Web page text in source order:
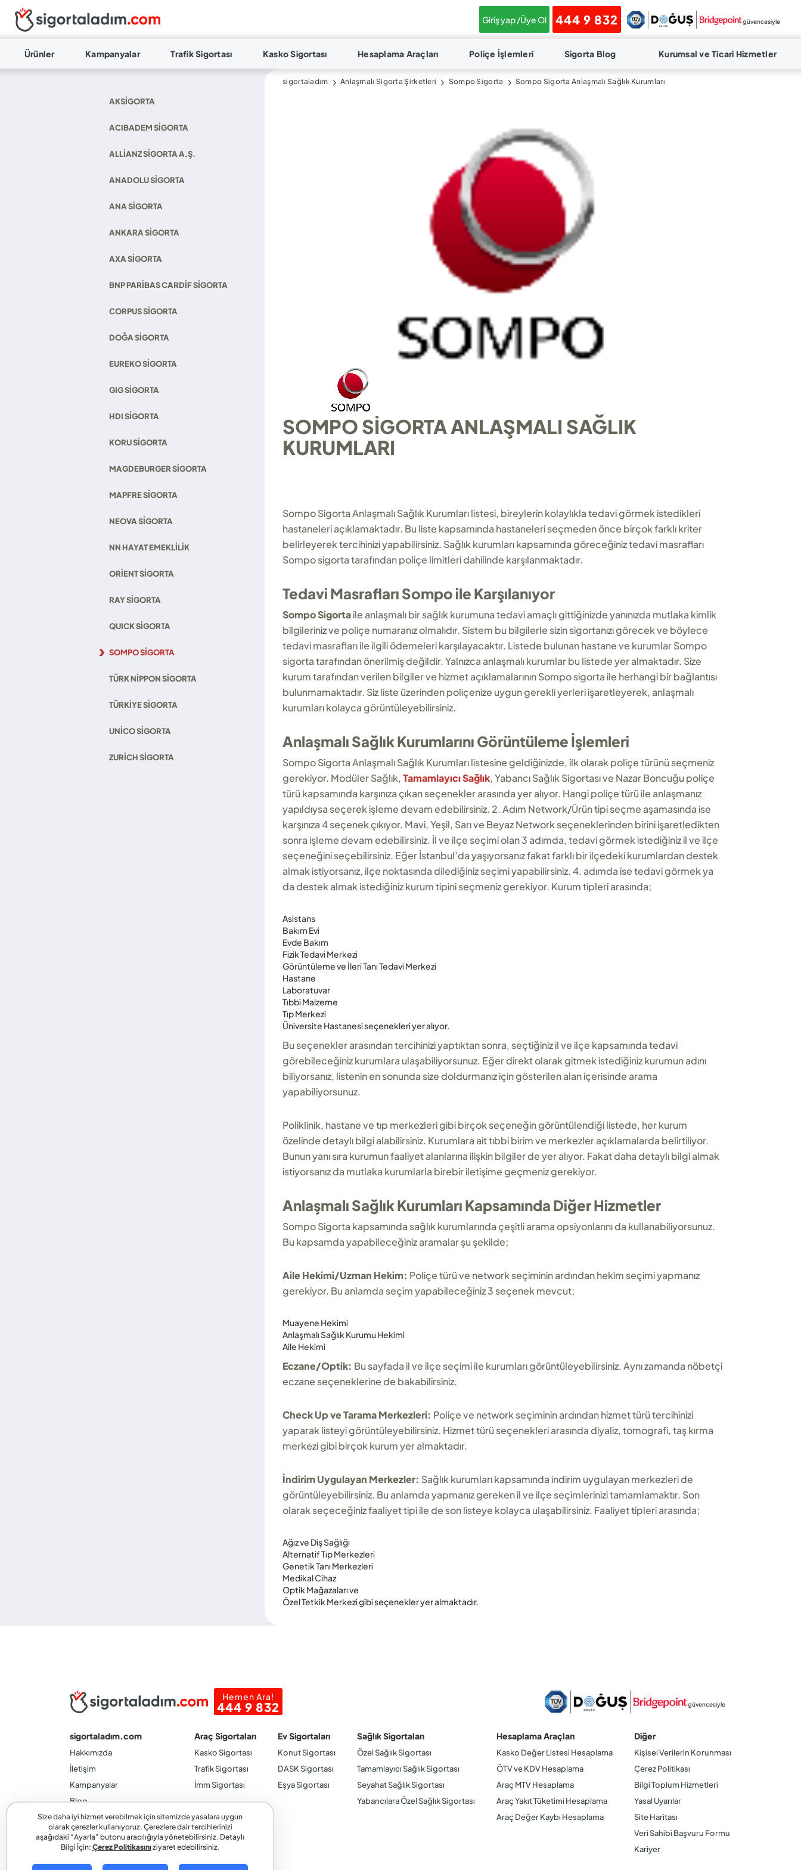
Giriş yap /Üye Ol 444 9 832 güvencesiyle
Ürünler Kampanyalar Trafik Sigortası Kasko Sigortası Hesaplama Araçları Poliçe İşlemleri Sigorta Blog Kurumsal ve Ticari Hizmetler
AKSIGORTA
ACIBADEM SIGORTA
ALLIANZ SIGORTA A.Ş.
ANADOLU SIGORTA
ANA SIGORTA
ANKARA SIGORTA
AXA SIGORTA
BNP PARIBAS CARDIF SIGORTA
CORPUS SIGORTA
DOĞA SIGORTA
EUREKO SIGORTA
GIG SIGORTA
HDI SIGORTA
KORU SIGORTA
MAGDEBURGER SIGORTA
MAPFRE SIGORTA
NEOVA SIGORTA
NN HAYAT EMEKLILIK
ORIENT SIGORTA
RAY SIGORTA
QUICK SIGORTA
SOMPO SIGORTA
TÜRK NIPPON SIGORTA
TÜRKIYE SIGORTA
UNICO SIGORTA
ZURICH SIGORTA
sigortaladım Anlaşmalı Sigorta Şirketleri Sompo Sigorta Sompo Sigorta Anlaşmalı Sağlık Kurumları
SOMPO SIGORTA ANLAŞMALI SAĞLIK
KURUMLARI
Sompo Sigorta Anlaşmalı Sağlık Kurumları listesi, bireylerin kolaylıkla tedavi görmek istedikleri
hastaneleri açıklamaktadır. Bu liste kapsamında hastaneleri seçmeden önce birçok farklı kriter
belirleyerek tercihinizi yapabilirsiniz. Sağlık kurumları kapsamında göreceğiniz tedavi masrafları
Sompo sigorta tarafından poliçe limitleri dahilinde karşılanmaktadır.
Tedavi Masrafları Sompo ile Karşılanıyor
Sompo Sigortaile anlaşmalı bir sağlık kurumuna tedavi amaçlı gittiğinizde yanınızda mutlaka kimlik
bilgileriniz ve poliçe numaranız olmalıdır. Sistem bu bilgilerle sizin sigortanızı görecek ve böylece
tedavi masrafları ile ilgili ödemeleri karşılayacaktır. Listede bulunan hastane ve kurumlar Sompo
sigorta tarafından önerilmiş değildir. Yalnızca anlaşmalı kurumlar bu listede yer almaktadır. Size
kurum tarafından verilen bilgiler ve hizmet açıklamalarının Sompo sigorta ile herhangi bir bağlantısı
bulunmamaktadır. Siz liste üzerinden poliçenize uygun gerekli yerleri işaretleyerek, anlaşmalı
kurumları kolayca görüntüleyebilirsiniz.
Anlaşmalı Sağlık Kurumlarını Görüntüleme İşlemleri
Sompo Sigorta Anlaşmalı Sağlık Kurumları listesine geldiğinizde, ilk olarak poliçe türünü seçmeniz
gerekiyor. Modüler Sağlık,Tamamlayıcı Sağlık, Yabancı Sağlık Sigortası ve Nazar Boncuğu poliçe
türü kapsamında karşınıza çıkan seçenekler arasında yer alıyor. Hangi poliçe türü ile anlaşmanız
yapıldıysa seçerek işleme devam edebilirsiniz. 2. Adım Network/Ürün tipi seçme aşamasında ise
karşınıza 4 seçenek çıkıyor. Mavi, Yeşil, Sarı ve Beyaz Network seçeneklerinden birini işaretledikten
sonra işleme devam edebilirsiniz. İl ve ilçe seçimi olan 3 adımda, tedavi görmek istediğiniz il ve ilçe
seçeneğini seçebilirsiniz. Eğer İstanbul’da yaşıyorsanız fakat farklı bir ilçedeki kurumlardan destek
almak istiyorsanız, ilçe noktasında dilediğiniz seçimi yapabilirsiniz. 4. adımda ise tedavi görmek ya
da destek almak istediğiniz kurum tipini seçmeniz gerekiyor. Kurum tipleri arasında;
Asistans
Bakım Evi
Evde Bakım
Fizik Tedavi Merkezi
Görüntüleme ve İleri Tanı Tedavi Merkezi
Hastane
Laboratuvar
Tıbbi Malzeme
Tıp Merkezi
Üniversite Hastanesi seçenekleri yer alıyor.
Bu seçenekler arasından tercihinizi yaptıktan sonra, seçtiğiniz il ve ilçe kapsamında tedavi
görebileceğiniz kurumlara ulaşabiliyorsunuz. Eğer direkt olarak gitmek istediğiniz kurumun adını
biliyorsanız, listenin en sonunda size doldurmanız için gösterilen alan içerisinde arama
yapabiliyorsunuz.
Poliklinik, hastane ve tıp merkezleri gibi birçok seçeneğin görüntülendiği listede, her kurum
özelinde detaylı bilgi alabilirsiniz. Kurumlara ait tıbbi birim ve merkezler açıklamalarda belirtiliyor.
Bunun yanı sıra kurumun faaliyet alanlarına ilişkin bilgiler de yer alıyor. Fakat daha detaylı bilgi almak
istiyorsanız da mutlaka kurumlarla birebir iletişime geçmeniz gerekiyor.
Anlaşmalı Sağlık Kurumları Kapsamında Diğer Hizmetler
Sompo Sigorta kapsamında sağlık kurumlarında çeşitli arama opsiyonlarını da kullanabiliyorsunuz.
Bu kapsamda yapabileceğiniz aramalar şu şekilde;
Aile Hekimi/Uzman Hekim: Poliçe türü ve network seçiminin ardından hekim seçimi yapmanız
gerekiyor. Bu anlamda seçim yapabileceğiniz 3 seçenek mevcut;
Muayene Hekimi
Anlaşmalı Sağlık Kurumu Hekimi
Aile Hekimi
Eczane/Optik: Bu sayfada il ve ilçe seçimi ile kurumları görüntüleyebilirsiniz. Aynı zamanda nöbetçi
eczane seçeneklerine de bakabilirsiniz.
Check Up ve Tarama Merkezleri: Poliçe ve network seçiminin ardından hizmet türü tercihinizi
yaparak listeyi görüntüleyebilirsiniz. Hizmet türü seçenekleri arasında diyaliz, tomografi, taş kırma
merkezi gibi birçok kurum yer almaktadır.
İndirim Uygulayan Merkezler: Sağlık kurumları kapsamında indirim uygulayan merkezleri de
görüntüleyebilirsiniz. Bu anlamda yapmanız gereken il ve ilçe seçimlerinizi tamamlamaktır. Son
olarak seçeceğiniz faaliyet tipi ile de son listeye kolayca ulaşabilirsiniz. Faaliyet tipleri arasında;
Ağız ve Diş Sağlığı
Alternatif Tıp Merkezleri
Genetik Tanı Merkezleri
Medikal Cihaz
Optik Mağazaları ve
Özel Tetkik Merkezi gibi seçenekler yer almaktadır.
Hemen Ara!
444 9 832 güvencesiyle
sigortaladım.com
Hakkımızda
İletişim
Kampanyalar
Blog
Anlaşmalı Sigorta Şirketleri
Basında Biz
Kurumsal ve Ticari Hizmetler
Araç Sigortaları
Kasko Sigortası
Trafik Sigortası
İmm Sigortası
Ev Sigortaları
Konut Sigortası
DASK Sigortası
Eşya Sigortası
Sağlık Sigortaları
Özel Sağlık Sigortası
Tamamlayıcı Sağlık Sigortası
Seyahat Sağlık Sigortası
Yabancılara Özel Sağlık Sigortası
Hesaplama Araçları
Kasko Değer Listesi Hesaplama
ÖTV ve KDV Hesaplama
Araç MTV Hesaplama
Araç Yakıt Tüketimi Hesaplama
Araç Değer Kaybı Hesaplama
Diğer
Kişisel Verilerin Korunması
Çerez Politikası
Bilgi Toplum Hizmetleri
Yasal Uyarılar
Site Haritası
Veri Sahibi Başvuru Formu
Kariyer
Size daha iyi hizmet verebilmek için sitemizde yasalara uygun
olarak çerezler kullanıyoruz. Çerezlere dair tercihlerinizi
aşağıdaki “Ayarla” butonu aracılığıyla yönetebilirsiniz. Detaylı
Bilgi İçin: Çerez Politikasınıziyaret edebilirsiniz.